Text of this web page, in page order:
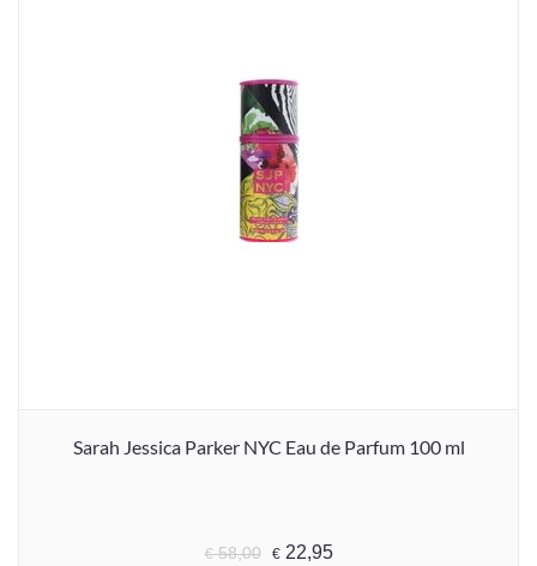
Sarah Jessica Parker NYC Eau de Parfum 100 ml
€58,00 €22,95